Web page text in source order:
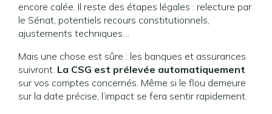
encore calée. Il reste des étapes légales : relecture par
le Sénat, potentiels recours constitutionnels,
ajustements techniques…
Mais une chose est sûre : les banques et assurances
suivront. La CSG est prélevée automatiquement
sur vos comptes concernés. Même si le flou demeure
sur la date précise, l’impact se fera sentir rapidement.